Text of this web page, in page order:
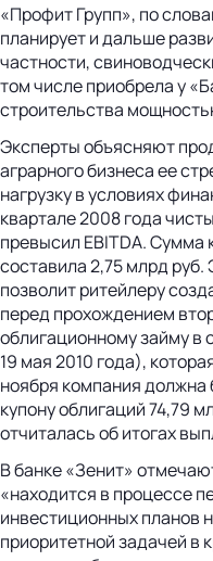
«Профит Групп», по
планирует и дальше
частности,
том числе приобрела у
строительства
Эксперты объясняют
аграрного бизнеса ее
нагрузку в условиях
квартале 2008 года
превысил EBITDA. Сумма
составила 2,75 млрд
позволит ритейлеру
перед прохождением
облигационному займу в
19 мая 2010 года),
ноября компания должна
купону облигаций 74,79
отчиталась об итогах
В банке «Зенит»
«находится в процессе
инвестиционных планов
приоритетной задачей в